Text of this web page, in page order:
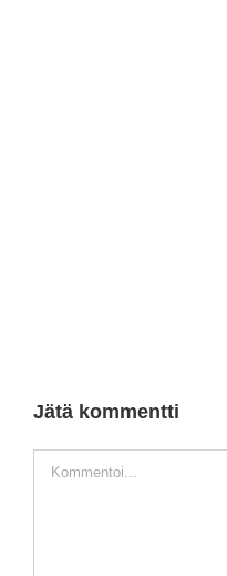
Jätä kommentti